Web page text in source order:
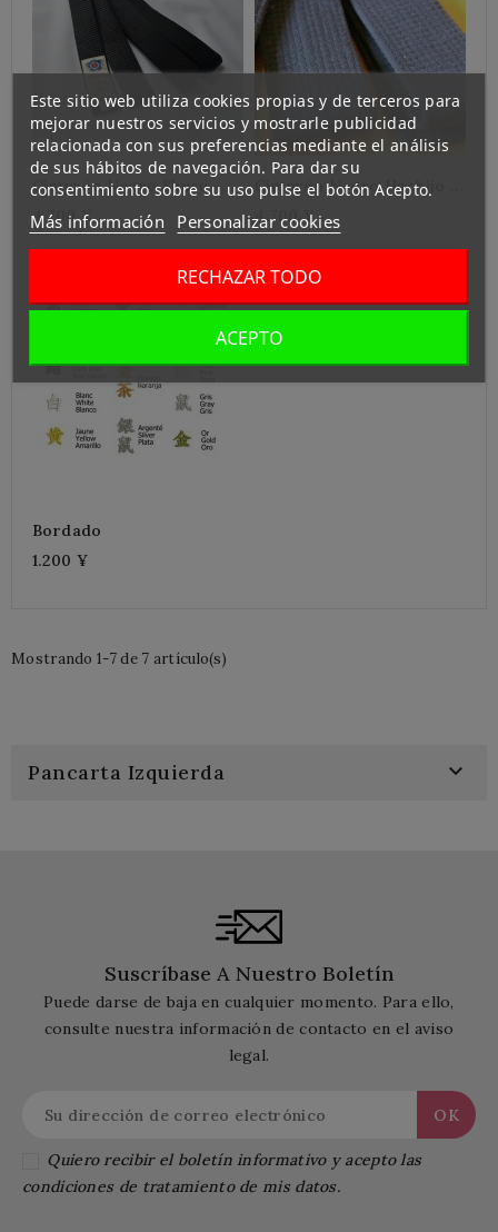
Cinturón Negro Shusu -
4.700 ¥
Cinturón Negro Hachijo -
4.700 ¥
Bordado
1.200 ¥
Mostrando 1-7 de 7 artículo(s)
Pancarta Izquierda 
Suscríbase A Nuestro Boletín
Puede darse de baja en cualquier momento. Para ello,
consulte nuestra información de contacto en el aviso
legal.
Quiero recibir el boletín informativo y acepto las
condiciones de tratamiento de mis datos.
Este sitio web utiliza cookies propias y de terceros para
mejorar nuestros servicios y mostrarle publicidad
relacionada con sus preferencias mediante el análisis
de sus hábitos de navegación. Para dar su
consentimiento sobre su uso pulse el botón Acepto.
Más información Personalizar cookies
RECHAZAR TODO
ACEPTO